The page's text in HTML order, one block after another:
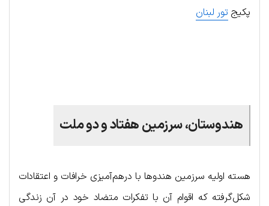
پکیج تور لبنان
هندوستان، سرزمین هفتاد و دو ملت
هسته اولیه سرزمین هندوها با درهم‌آمیزی خرافات و اعتقادات
شکل‌گرفته که اقوام آن با تفکرات متضاد خود در آن زندگی